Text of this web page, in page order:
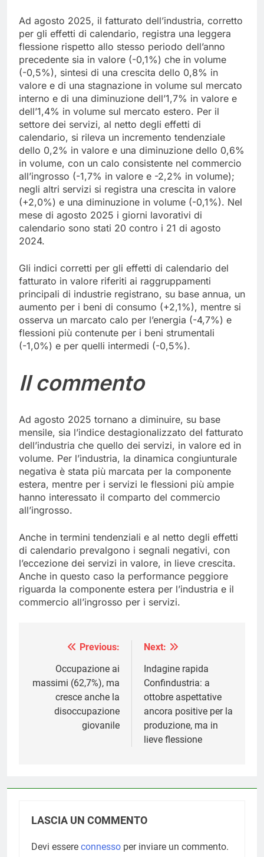
Ad agosto 2025, il fatturato dell’industria, corretto
per gli effetti di calendario, registra una leggera
flessione rispetto allo stesso periodo dell’anno
precedente sia in valore (-0,1%) che in volume
(-0,5%), sintesi di una crescita dello 0,8% in
valore e di una stagnazione in volume sul mercato
interno e di una diminuzione dell’1,7% in valore e
dell’1,4% in volume sul mercato estero. Per il
settore dei servizi, al netto degli effetti di
calendario, si rileva un incremento tendenziale
dello 0,2% in valore e una diminuzione dello 0,6%
in volume, con un calo consistente nel commercio
all’ingrosso (-1,7% in valore e -2,2% in volume);
negli altri servizi si registra una crescita in valore
(+2,0%) e una diminuzione in volume (-0,1%). Nel
mese di agosto 2025 i giorni lavorativi di
calendario sono stati 20 contro i 21 di agosto
2024.
Gli indici corretti per gli effetti di calendario del
fatturato in valore riferiti ai raggruppamenti
principali di industrie registrano, su base annua, un
aumento per i beni di consumo (+2,1%), mentre si
osserva un marcato calo per l’energia (-4,7%) e
flessioni più contenute per i beni strumentali
(-1,0%) e per quelli intermedi (-0,5%).
Il commento
Ad agosto 2025 tornano a diminuire, su base
mensile, sia l’indice destagionalizzato del fatturato
dell’industria che quello dei servizi, in valore ed in
volume. Per l’industria, la dinamica congiunturale
negativa è stata più marcata per la componente
estera, mentre per i servizi le flessioni più ampie
hanno interessato il comparto del commercio
all’ingrosso.
Anche in termini tendenziali e al netto degli effetti
di calendario prevalgono i segnali negativi, con
l’eccezione dei servizi in valore, in lieve crescita.
Anche in questo caso la performance peggiore
riguarda la componente estera per l’industria e il
commercio all’ingrosso per i servizi.
Navigazione
articoli
Previous:
Occupazione ai
massimi (62,7%), ma
cresce anche la
disoccupazione
giovanile
Next:
Indagine rapida
Confindustria: a
ottobre aspettative
ancora positive per la
produzione, ma in
lieve flessione
LASCIA UN COMMENTO
Devi essere connesso per inviare un commento.